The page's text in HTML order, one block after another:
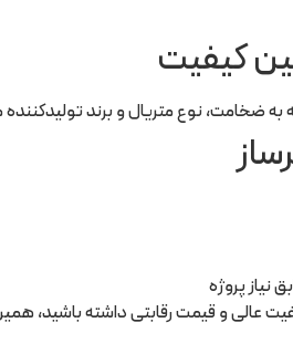
کیفیت
نیاز پروژه
عالی و قیمت رقابتی داشته باشید،